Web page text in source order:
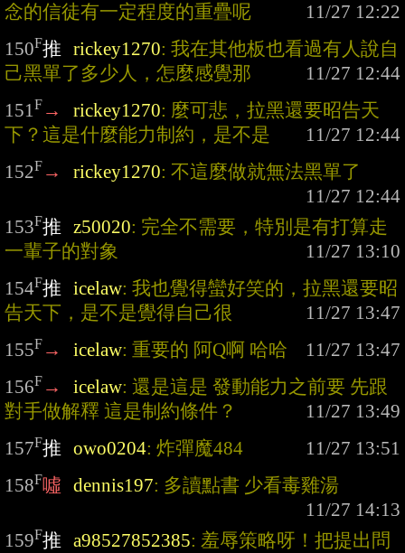
念的信徒有一定程度的重疊呢
150F推 rickey1270: 我在其他板也看過有人說自
己黑單了多少人，怎麼感覺那
151F → rickey1270: 麼可悲，拉黑還要昭告天
下？這是什麼能力制約，是不是
152F → rickey1270: 不這麼做就無法黑單了
153F推 z50020: 完全不需要，特別是有打算走
一輩子的對象
154F推 icelaw: 我也覺得蠻好笑的，拉黑還要昭
告天下，是不是覺得自己很
155F → icelaw: 重要的 阿Q啊 哈哈
156F → icelaw: 還是這是 發動能力之前要 先跟
對手做解釋 這是制約條件？
157F推 owo0204: 炸彈魔484
158F噓 dennis197: 多讀點書 少看毒雞湯
159F推 a98527852385: 羞辱策略呀！把提出問